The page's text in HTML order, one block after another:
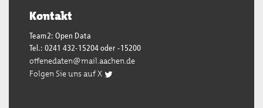
Kontakt
Team2: Open Data
Tel.: 0241 432-15204 oder -15200
offenedaten@mail.aachen.de
Folgen Sie uns auf X